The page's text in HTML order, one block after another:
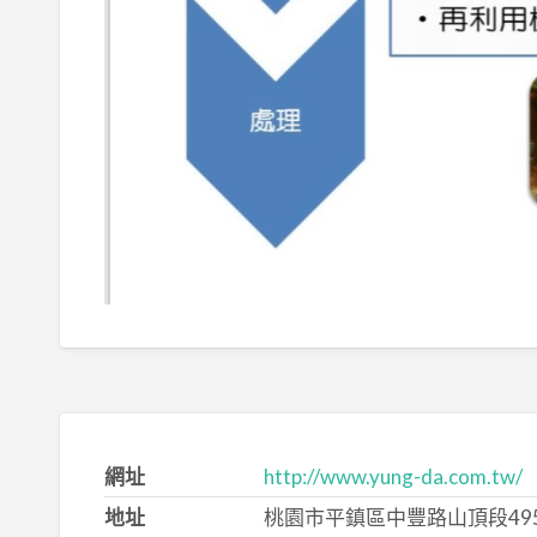
網址
http://www.yung-da.com.tw/
地址
桃園市平鎮區中豐路山頂段